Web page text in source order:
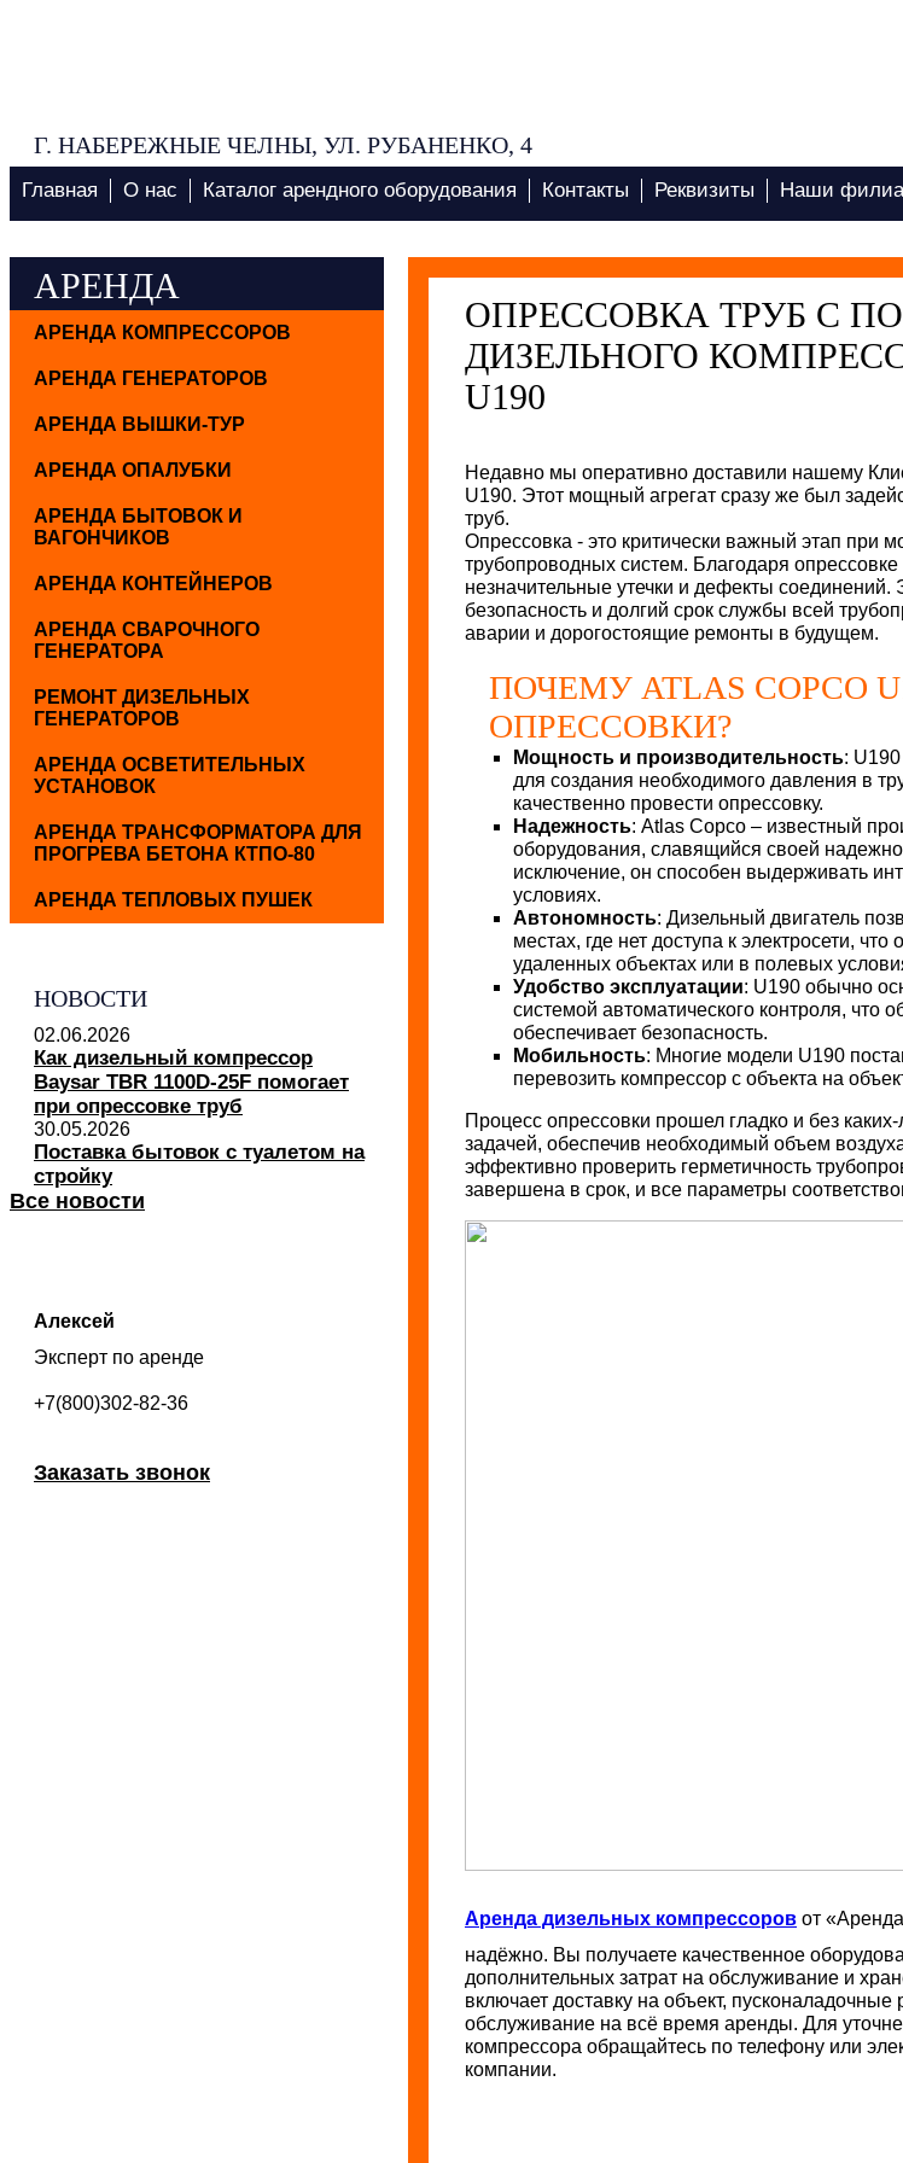
Г. НАБЕРЕЖНЫЕ ЧЕЛНЫ, УЛ. РУБАНЕНКО, 4
Главная О нас Каталог арендного оборудования Контакты Реквизиты Наши
ОПРЕССОВКА ТРУБ С
ДИЗЕЛЬНОГО
U190
Недавно мы оперативно доставили нашему
U190. Этот мощный агрегат сразу же был
труб.
Опрессовка - это критически важный этап при
трубопроводных систем. Благодаря
незначительные утечки и дефекты соединений.
безопасность и долгий срок службы всей
аварии и дорогостоящие ремонты в будущем.
ПОЧЕМУ ATLAS COPCO
ОПРЕССОВКИ?
Мощность и производительность:
для создания необходимого давления в
качественно провести опрессовку.
Надежность: Atlas Copco – известный
оборудования, славящийся своей
исключение, он способен выдерживать
условиях.
Автономность: Дизельный двигатель
местах, где нет доступа к электросети,
удаленных объектах или в полевых
Удобство эксплуатации: U190 обычно
системой автоматического контроля, что
обеспечивает безопасность.
Мобильность: Многие модели U190
перевозить компрессор с объекта на
Процесс опрессовки прошел гладко и без
задачей, обеспечив необходимый объем
эффективно проверить герметичность
завершена в срок, и все параметры
Аренда дизельных компрессоров от
надёжно. Вы получаете качественное
дополнительных затрат на обслуживание и
включает доставку на объект,
обслуживание на всё время аренды. Для
компрессора обращайтесь по телефону или
компании.
АРЕНДА
АРЕНДА КОМПРЕССОРОВ
АРЕНДА ГЕНЕРАТОРОВ
АРЕНДА ВЫШКИ-ТУР
АРЕНДА ОПАЛУБКИ
АРЕНДА БЫТОВОК И
ВАГОНЧИКОВ
АРЕНДА КОНТЕЙНЕРОВ
АРЕНДА СВАРОЧНОГО
ГЕНЕРАТОРА
РЕМОНТ ДИЗЕЛЬНЫХ
ГЕНЕРАТОРОВ
АРЕНДА ОСВЕТИТЕЛЬНЫХ
УСТАНОВОК
АРЕНДА ТРАНСФОРМАТОРА ДЛЯ
ПРОГРЕВА БЕТОНА КТПО-80
АРЕНДА ТЕПЛОВЫХ ПУШЕК
НОВОСТИ
02.06.2026
Как дизельный компрессор
Baysar TBR 1100D-25F помогает
при опрессовке труб
30.05.2026
Поставка бытовок с туалетом на
стройку
Все новости
Алексей
Эксперт по аренде
+7(800)302-82-36
Заказать звонок